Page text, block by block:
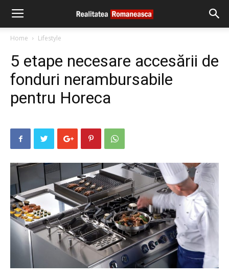
Home Lifestyle
5 etape necesare accesării de
fonduri nerambursabile
pentru Horeca